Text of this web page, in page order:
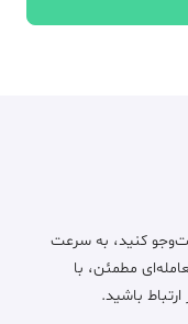
کنید، به سرعت
مطمئن، با
باشید.